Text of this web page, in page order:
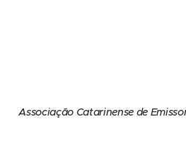
Associação Catarinense de